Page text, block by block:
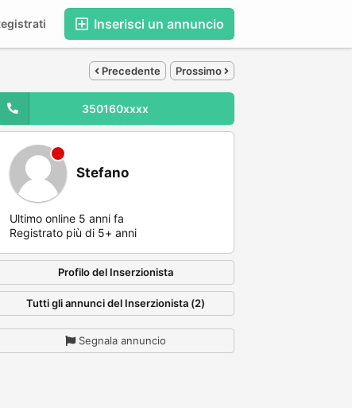
Inserisci un annuncio
Precedente Prossimo
350160xxxx
Stefano
Ultimo online 5 anni fa
Registrato più di 5+ anni
Profilo del Inserzionista
Tutti gli annunci del Inserzionista (2)
Segnala annuncio